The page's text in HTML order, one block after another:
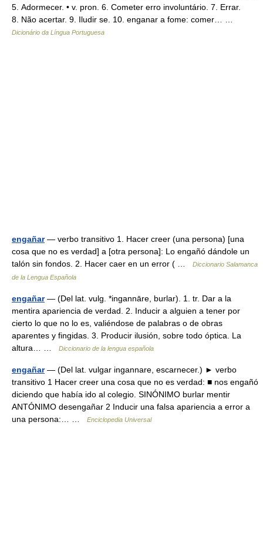
5. Adormecer. • v. pron. 6. Cometer erro involuntário. 7. Errar.
8. Não acertar. 9. Iludir se. 10. enganar a fome: comer… …
Dicionário da Língua Portuguesa
engañar— verbo transitivo 1. Hacer creer (una persona) [una
cosa que no es verdad] a [otra persona]: Lo engañó dándole un
talón sin fondos. 2. Hacer caer en un error ( …
Diccionario Salamanca
de la Lengua Española
engañar— (Del lat. vulg. *ingannāre, burlar). 1. tr. Dar a la
mentira apariencia de verdad. 2. Inducir a alguien a tener por
cierto lo que no lo es, valiéndose de palabras o de obras
aparentes y fingidas. 3. Producir ilusión, sobre todo óptica. La
altura… …
Diccionario de la lengua española
engañar— (Del lat. vulgar ingannare, escarnecer.) ► verbo
transitivo 1 Hacer creer una cosa que no es verdad: ■ nos engañó
diciendo que había ido al colegio. SINÓNIMO burlar mentir
ANTÓNIMO desengañar 2 Inducir una falsa apariencia a error a
una persona:… …
Enciclopedia Universal